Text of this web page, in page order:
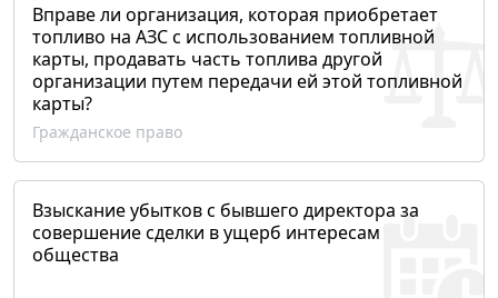
Вправе ли организация, которая приобретает
топливо на АЗС с использованием топливной
карты, продавать часть топлива другой
организации путем передачи ей этой топливной
карты?
Гражданское право
Взыскание убытков с бывшего директора за
совершение сделки в ущерб интересам
общества